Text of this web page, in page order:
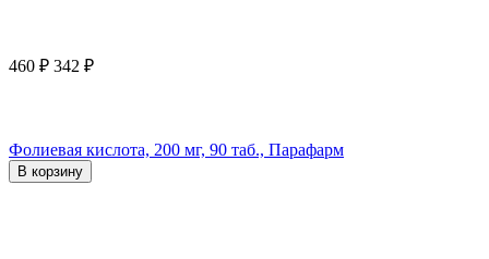
460 ₽ 342 ₽
Фолиевая кислота, 200 мг, 90 таб., Парафарм
В корзину